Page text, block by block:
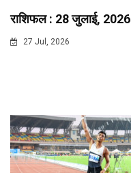
राशिफल : 28 जुलाई, 2026
27 Jul, 2026